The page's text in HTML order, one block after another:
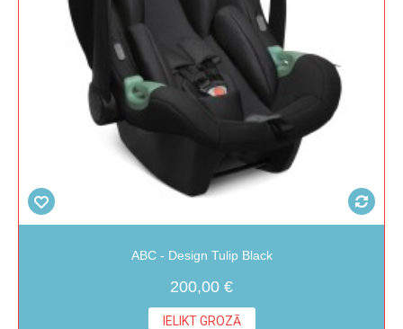
ABC - Design Tulip Black
200,00 €
IELIKT GROZĀ